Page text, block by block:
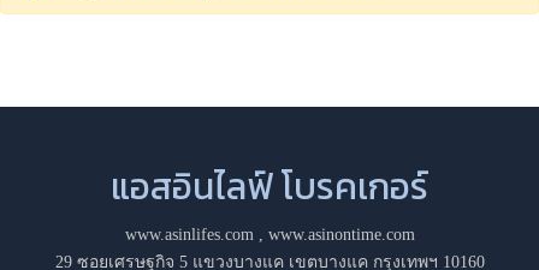
แอสอินไลฟ์ โบรคเกอร์
www.asinlifes.com, www.asinontime.com
29 ซอยเศรษฐกิจ 5 แขวงบางแค เขตบางแค กรุงเทพฯ 10160